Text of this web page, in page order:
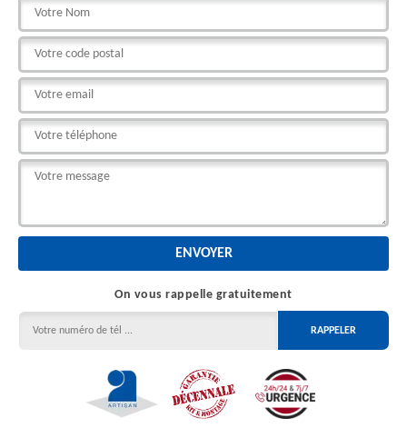
On vous rappelle gratuitement